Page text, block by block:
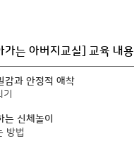
는 아버지교실] 교육 내용
감과 안정적 애착
신체놀이
방법